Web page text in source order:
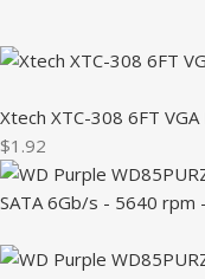
Xtech XTC-308 6FT
$1.92